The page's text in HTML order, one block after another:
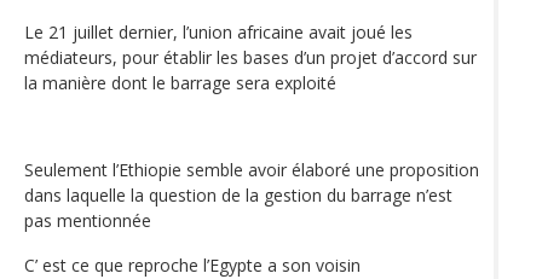
Le 21 juillet dernier, l’union africaine avait joué les
médiateurs, pour établir les bases d’un projet d’accord sur
la manière dont le barrage sera exploité
Seulement l’Ethiopie semble avoir élaboré une proposition
dans laquelle la question de la gestion du barrage n’est
pas mentionnée
C’ est ce que reproche l’Egypte a son voisin